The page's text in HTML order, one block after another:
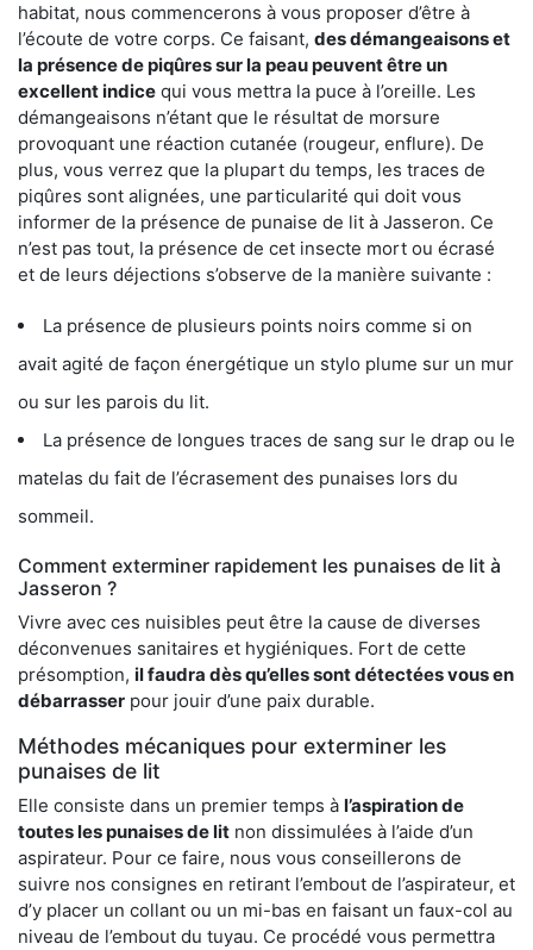
habitat, nous commencerons à vous proposer d’être à
l’écoute de votre corps. Ce faisant, des démangeaisons et
la présence de piqûres sur la peau peuvent être un
excellent indice qui vous mettra la puce à l’oreille. Les
démangeaisons n’étant que le résultat de morsure
provoquant une réaction cutanée (rougeur, enflure). De
plus, vous verrez que la plupart du temps, les traces de
piqûres sont alignées, une particularité qui doit vous
informer de la présence de punaise de lit à Jasseron. Ce
n’est pas tout, la présence de cet insecte mort ou écrasé
et de leurs déjections s’observe de la manière suivante :
La présence de plusieurs points noirs comme si on
avait agité de façon énergétique un stylo plume sur un mur
ou sur les parois du lit.
La présence de longues traces de sang sur le drap ou le
matelas du fait de l’écrasement des punaises lors du
sommeil.
Comment exterminer rapidement les punaises de lit à
Jasseron ?
Vivre avec ces nuisibles peut être la cause de diverses
déconvenues sanitaires et hygiéniques. Fort de cette
présomption, il faudra dès qu’elles sont détectées vous en
débarrasser pour jouir d’une paix durable.
Méthodes mécaniques pour exterminer les
punaises de lit
Elle consiste dans un premier temps à l’aspiration de
toutes les punaises de lit non dissimulées à l’aide d’un
aspirateur. Pour ce faire, nous vous conseillerons de
suivre nos consignes en retirant l’embout de l’aspirateur, et
d’y placer un collant ou un mi-bas en faisant un faux-col au
niveau de l’embout du tuyau. Ce procédé vous permettra